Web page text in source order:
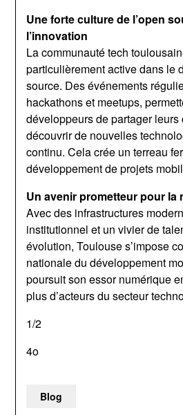
Une forte culture de l’open
l’innovation
La communauté tech
particulièrement active dans le
source. Des événements
hackathons et meetups,
développeurs de partager
découvrir de nouvelles
continu. Cela crée un terreau
développement de projets
Un avenir prometteur pour la
Avec des infrastructures
institutionnel et un vivier de
évolution, Toulouse s’impose
nationale du développement
poursuit son essor numérique
plus d’acteurs du secteur
1/2
4o
Blog